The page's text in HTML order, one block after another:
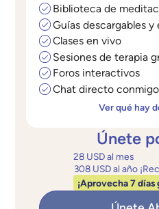
Biblioteca de
Guías descargables
Clases en vivo
Sesiones de terapia
Foros interactivos
Chat directo conmigo
Ver qué hay
Únete
28 USD al mes
308 USD al año
¡Aprovecha 7